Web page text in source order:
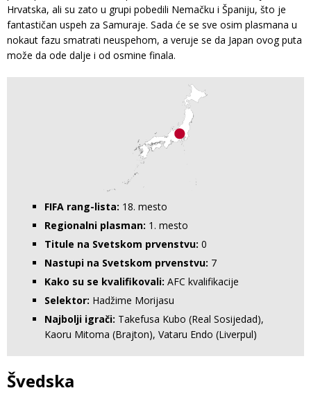
Hrvatska, ali su zato u grupi pobedili Nemačku i Španiju, što je
fantastičan uspeh za Samuraje. Sada će se sve osim plasmana u
nokaut fazu smatrati neuspehom, a veruje se da Japan ovog puta
može da ode dalje i od osmine finala.
FIFA rang-lista: 18. mesto
Regionalni plasman: 1. mesto
Titule na Svetskom prvenstvu: 0
Nastupi na Svetskom prvenstvu: 7
Kako su se kvalifikovali: AFC kvalifikacije
Selektor: Hadžime Morijasu
Najbolji igrači: Takefusa Kubo (Real Sosijedad),
Kaoru Mitoma (Brajton), Vataru Endo (Liverpul)
Švedska